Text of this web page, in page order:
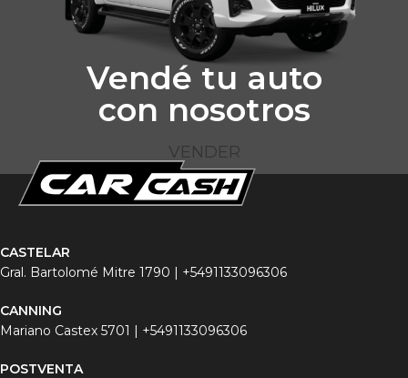
Vendé tu auto
con nosotros
VENDER
CASTELAR
Gral. Bartolomé Mitre 1790 | +5491133096306
CANNING
Mariano Castex 5701 | +5491133096306
POSTVENTA